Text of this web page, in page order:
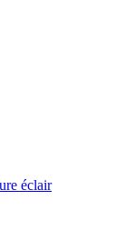
éclair